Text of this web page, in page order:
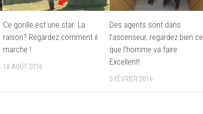
Ce gorille est une star. La
raison? Regardez comment il
marche !
18 AOÛT 2016
Des agents sont dans
l’ascenseur, regardez bien ce
que l’homme va faire.
Excellent!
5 FÉVRIER 2016